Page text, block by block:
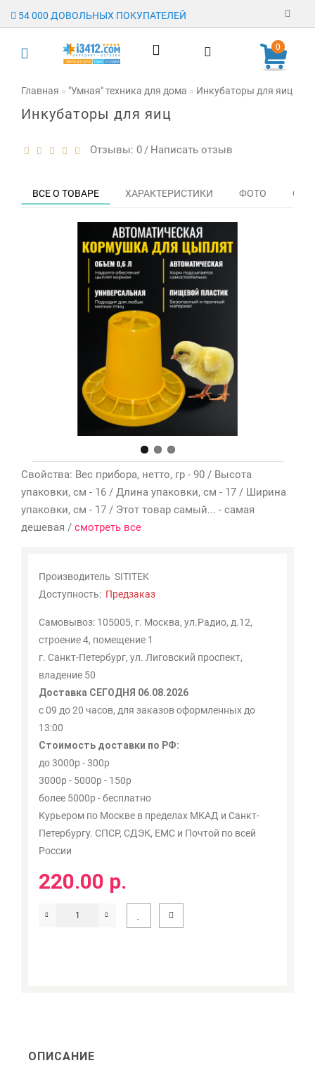
54 000 ДОВОЛЬНЫХ ПОКУПАТЕЛЕЙ
Регистрация
закладки
0
Главная "Умная" техника для дома Инкубаторы для яиц
Инкубаторы для яиц
Отзывы: 0 / Написать отзыв
ВСЕ О ТОВАРЕ ХАРАКТЕРИСТИКИ ФОТО
Свойства: Вес прибора, нетто, гр - 90 / Высота
упаковки, см - 16 / Длина упаковки, см - 17 / Ширина
упаковки, см - 17 / Этот товар самый... - самая
дешевая / смотреть все
Производитель SITITEK
Доступность: Предзаказ
Самовывоз: 105005, г. Москва, ул.Радио, д.12,
строение 4, помещение 1
г. Санкт-Петербург, ул. Лиговский проспект,
владение 50
Доставка СЕГОДНЯ 06.08.2026
с 09 до 20 часов, для заказов оформленных до
13:00
Стоимость доставки по РФ:
до 3000р - 300р
3000р - 5000р - 150р
более 5000р - бесплатно
Курьером по Москве в пределах МКАД и Санкт-
Петербургу. СПСР, СДЭК, ЕМС и Почтой по всей
России
220.00 р.
ОПИСАНИЕ